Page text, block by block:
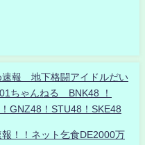
報 地下格闘アイドルだい
ちゃんねる BNK48 ！
GNZ48！STU48！SKE48
！！ネット乞食DE2000万